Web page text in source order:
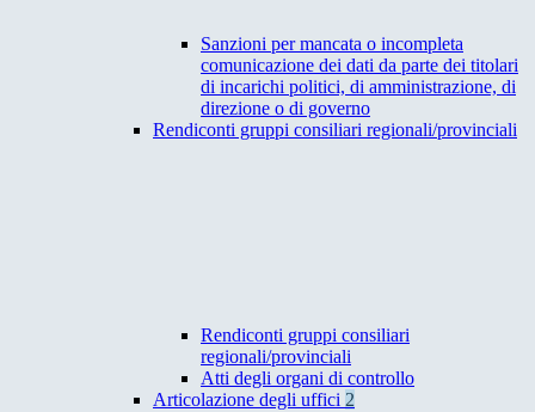
Sanzioni per mancata o incompleta
comunicazione dei dati da parte dei titolari
di incarichi politici, di amministrazione, di
direzione o di governo
Rendiconti gruppi consiliari regionali/provinciali
Rendiconti gruppi consiliari
regionali/provinciali
Atti degli organi di controllo
Articolazione degli uffici 2